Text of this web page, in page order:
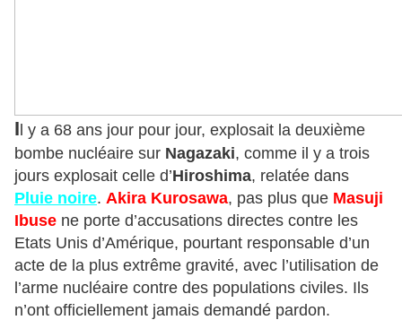
I l y a 68 ans jour pour jour, explosait la deuxième
bombe nucléaire sur Nagazaki, comme il y a trois
jours explosait celle d’Hiroshima, relatée dans
Pluie noire. Akira Kurosawa, pas plus que Masuji
Ibuse ne porte d’accusations directes contre les
Etats Unis d’Amérique, pourtant responsable d’un
acte de la plus extrême gravité, avec l’utilisation de
l’arme nucléaire contre des populations civiles. Ils
n’ont officiellement jamais demandé pardon.